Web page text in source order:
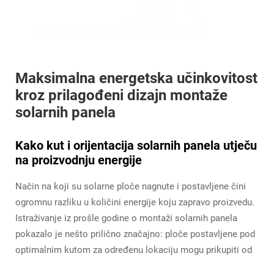
Maksimalna energetska učinkovitost
kroz prilagođeni dizajn montaže
solarnih panela
Kako kut i orijentacija solarnih panela utječu
na proizvodnju energije
Način na koji su solarne ploče nagnute i postavljene čini
ogromnu razliku u količini energije koju zapravo proizvedu.
Istraživanje iz prošle godine o montaži solarnih panela
pokazalo je nešto prilično značajno: ploče postavljene pod
optimalnim kutom za određenu lokaciju mogu prikupiti od